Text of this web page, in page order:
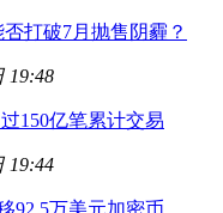
打破7月抛售阴霾？
19:48
150亿笔累计交易
19:44
92.5万美元加密币